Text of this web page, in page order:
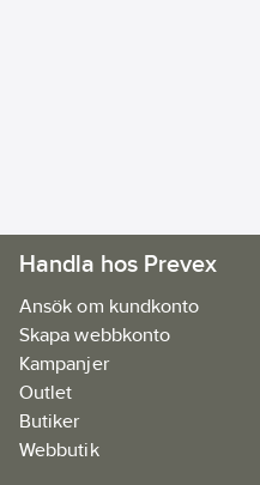
Handla hos Prevex
Ansök om kundkonto
Skapa webbkonto
Kampanjer
Outlet
Butiker
Webbutik